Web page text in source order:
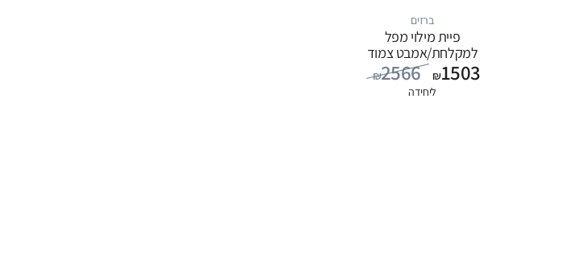
ברזים
פיית מילוי מפל
למקלחת/אמבט צמוד
קיר, סדרה ITAP: כרום
₪2566 ₪1503
ליחידה